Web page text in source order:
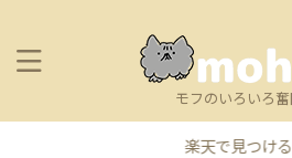
モフのいろいろ
楽天で見つける入園